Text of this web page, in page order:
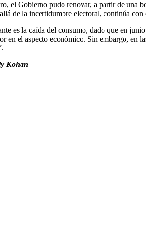
el Gobierno pudo renovar, a partir de una
de la incertidumbre electoral, continúa
es la caída del consumo, dado que en
en el aspecto económico. Sin embargo, en
Kohan